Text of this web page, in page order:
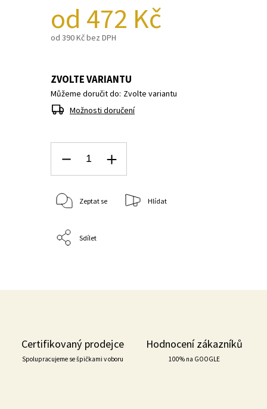
od 472 Kč
od 390 Kčbez DPH
ZVOLTE VARIANTU
Můžeme doručit do: Zvolte variantu
Možnosti doručení
Zeptat se Hlídat
Sdílet
Certifikovaný prodejce
Spolupracujeme se špičkami v oboru
Hodnocení zákazníků
100% na GOOGLE